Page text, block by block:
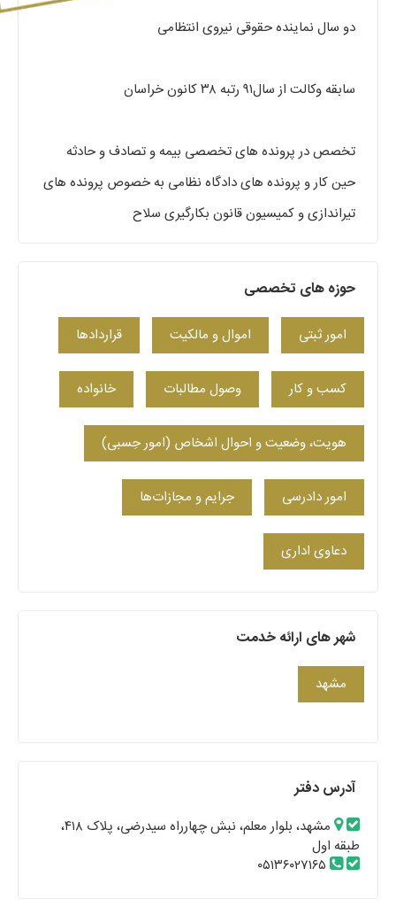
دو سال نماینده حقوقی نیروی انتظامی
سابقه وکالت از سال۹۱ رتبه ۳۸ کانون خراسان
تخصص در پرونده های تخصصی بیمه و تصادف و حادثه
حین کار و پرونده های دادگاه نظامی به خصوص پرونده های
تیراندازی و کمیسیون قانون بکارگیری سلاح
حوزه های تخصصی
امور ثبتی اموال و مالکیت قراردادها
کسب‌ و کار وصول مطالبات خانواده
هویت، وضعیت و احوال اشخاص (امور حِسبی)
امور دادرسی جرایم و مجازات‌ها
دعاوی اداری
شهر های ارائه خدمت
مشهد
آدرس دفتر
مشهد، بلوار معلم، نبش چهارراه سیدرضی، پلاک ۴۱۸،
طبقه اول
۰۵۱۳۶۰۲۷۱۶۵